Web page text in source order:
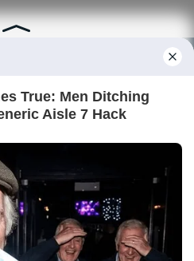
E-Commerce
Fintech
Startup
Gadget
Sejarah
Ekonomi
Profil
Istilah